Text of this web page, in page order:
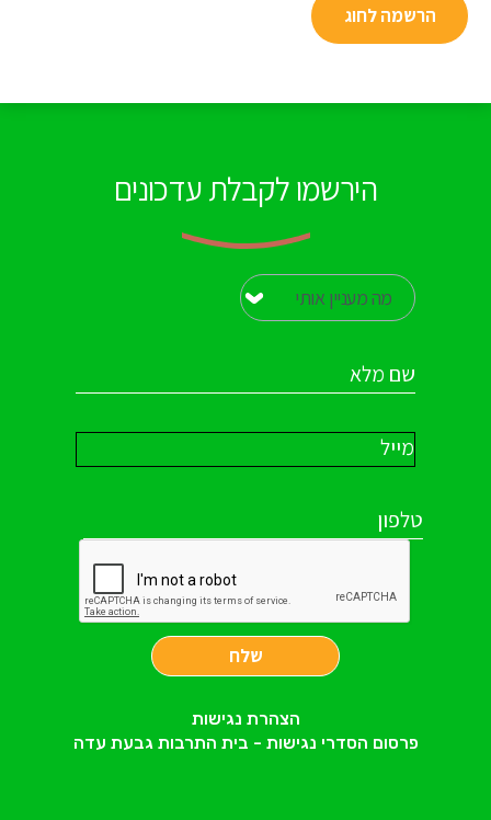
הרשמה לחוג
הירשמו לקבלת עדכונים
שלח
הצהרת נגישות
פרסום הסדרי נגישות - בית התרבות גבעת עדה